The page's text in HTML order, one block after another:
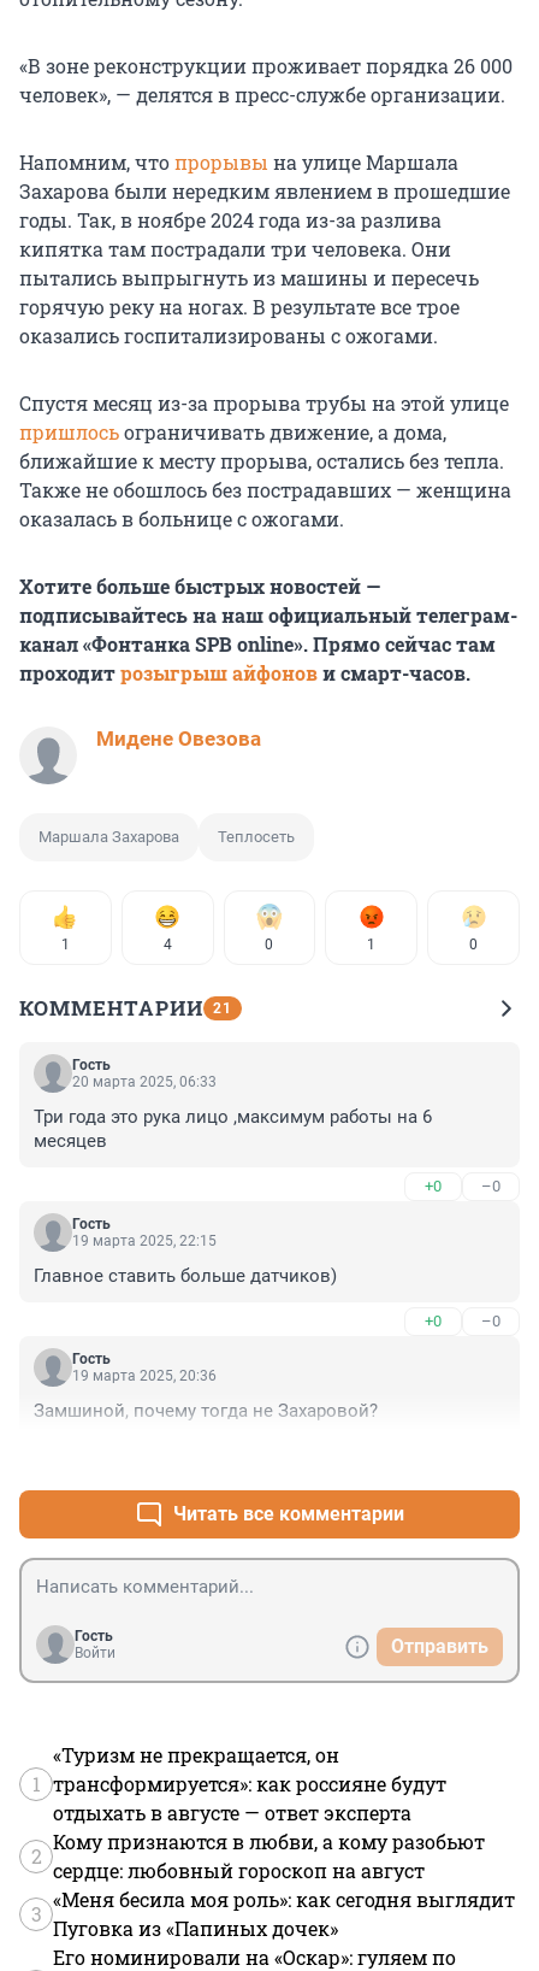
«В зоне реконструкции проживает порядка 26 000
человек», — делятся в пресс-службе организации.
Напомним, чтопрорывы на улице Маршала
Захарова были нередким явлением в прошедшие
годы. Так, в ноябре 2024 года из-за разлива
кипятка там пострадали три человека. Они
пытались выпрыгнуть из машины и пересечь
горячую реку на ногах. В результате все трое
оказались госпитализированы с ожогами.
Спустя месяц из-за прорыва трубы на этой улице
пришлосьограничивать движение, а дома,
ближайшие к месту прорыва, остались без тепла.
Также не обошлось без пострадавших — женщина
оказалась в больнице с ожогами.
Хотите больше быстрых новостей —
подписывайтесь на наш официальный телеграм-
канал «Фонтанка SPB online». Прямо сейчас там
проходитрозыгрыш айфонови смарт-часов.
Мидене Овезова
Маршала Захарова Теплосеть
1 4 0 1 0
КОММЕНТАРИИ 21
Гость
20 марта 2025, 06:33
Три года это рука лицо ,максимум работы на 6
месяцев
+0 –0
Гость
19 марта 2025, 22:15
Главное ставить больше датчиков)
+0 –0
Гость
19 марта 2025, 20:36
Замшиной, почему тогда не Захаровой?
Читать все комментарии
Гость
Войти
Отправить
1
«Туризм не прекращается, он
трансформируется»: как россияне будут
отдыхать в августе — ответ эксперта
2
Кому признаются в любви, а кому разобьют
сердце: любовный гороскоп на август
3
«Меня бесила моя роль»: как сегодня выглядит
Пуговка из «Папиных дочек»
Его номинировали на «Оскар»: гуляем по